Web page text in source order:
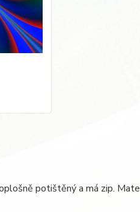
potištěný a má zip.